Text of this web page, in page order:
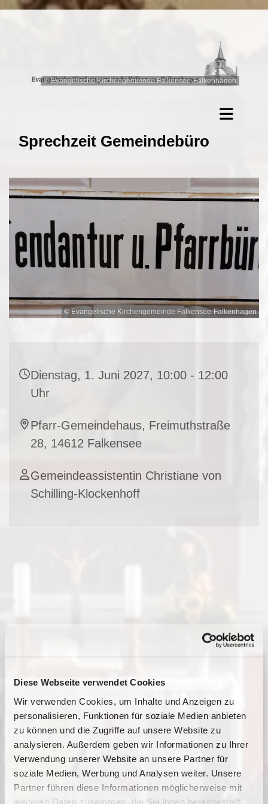
Diese Webseite verwendet Cookies
Wir verwenden Cookies, um Inhalte und Anzeigen zu
personalisieren, Funktionen für soziale Medien anbieten
zu können und die Zugriffe auf unsere Website zu
analysieren. Außerdem geben wir Informationen zu Ihrer
Verwendung unserer Website an unsere Partner für
soziale Medien, Werbung und Analysen weiter. Unsere
Partner führen diese Informationen möglicherweise mit
weiteren Daten zusammen, die Sie ihnen bereitgestellt
© Evangelische Kirchengemeinde Falkensee-Falkenhagen
Sprechzeit Gemeindebüro
© Evangelische Kirchengemeinde Falkensee-Falkenhagen
Dienstag, 1. Juni 2027, 10:00 - 12:00
Uhr
Pfarr-Gemeindehaus, Freimuthstraße
28, 14612 Falkensee
Gemeindeassistentin Christiane von
Schilling-Klockenhoff
Dies könnte Sie auch